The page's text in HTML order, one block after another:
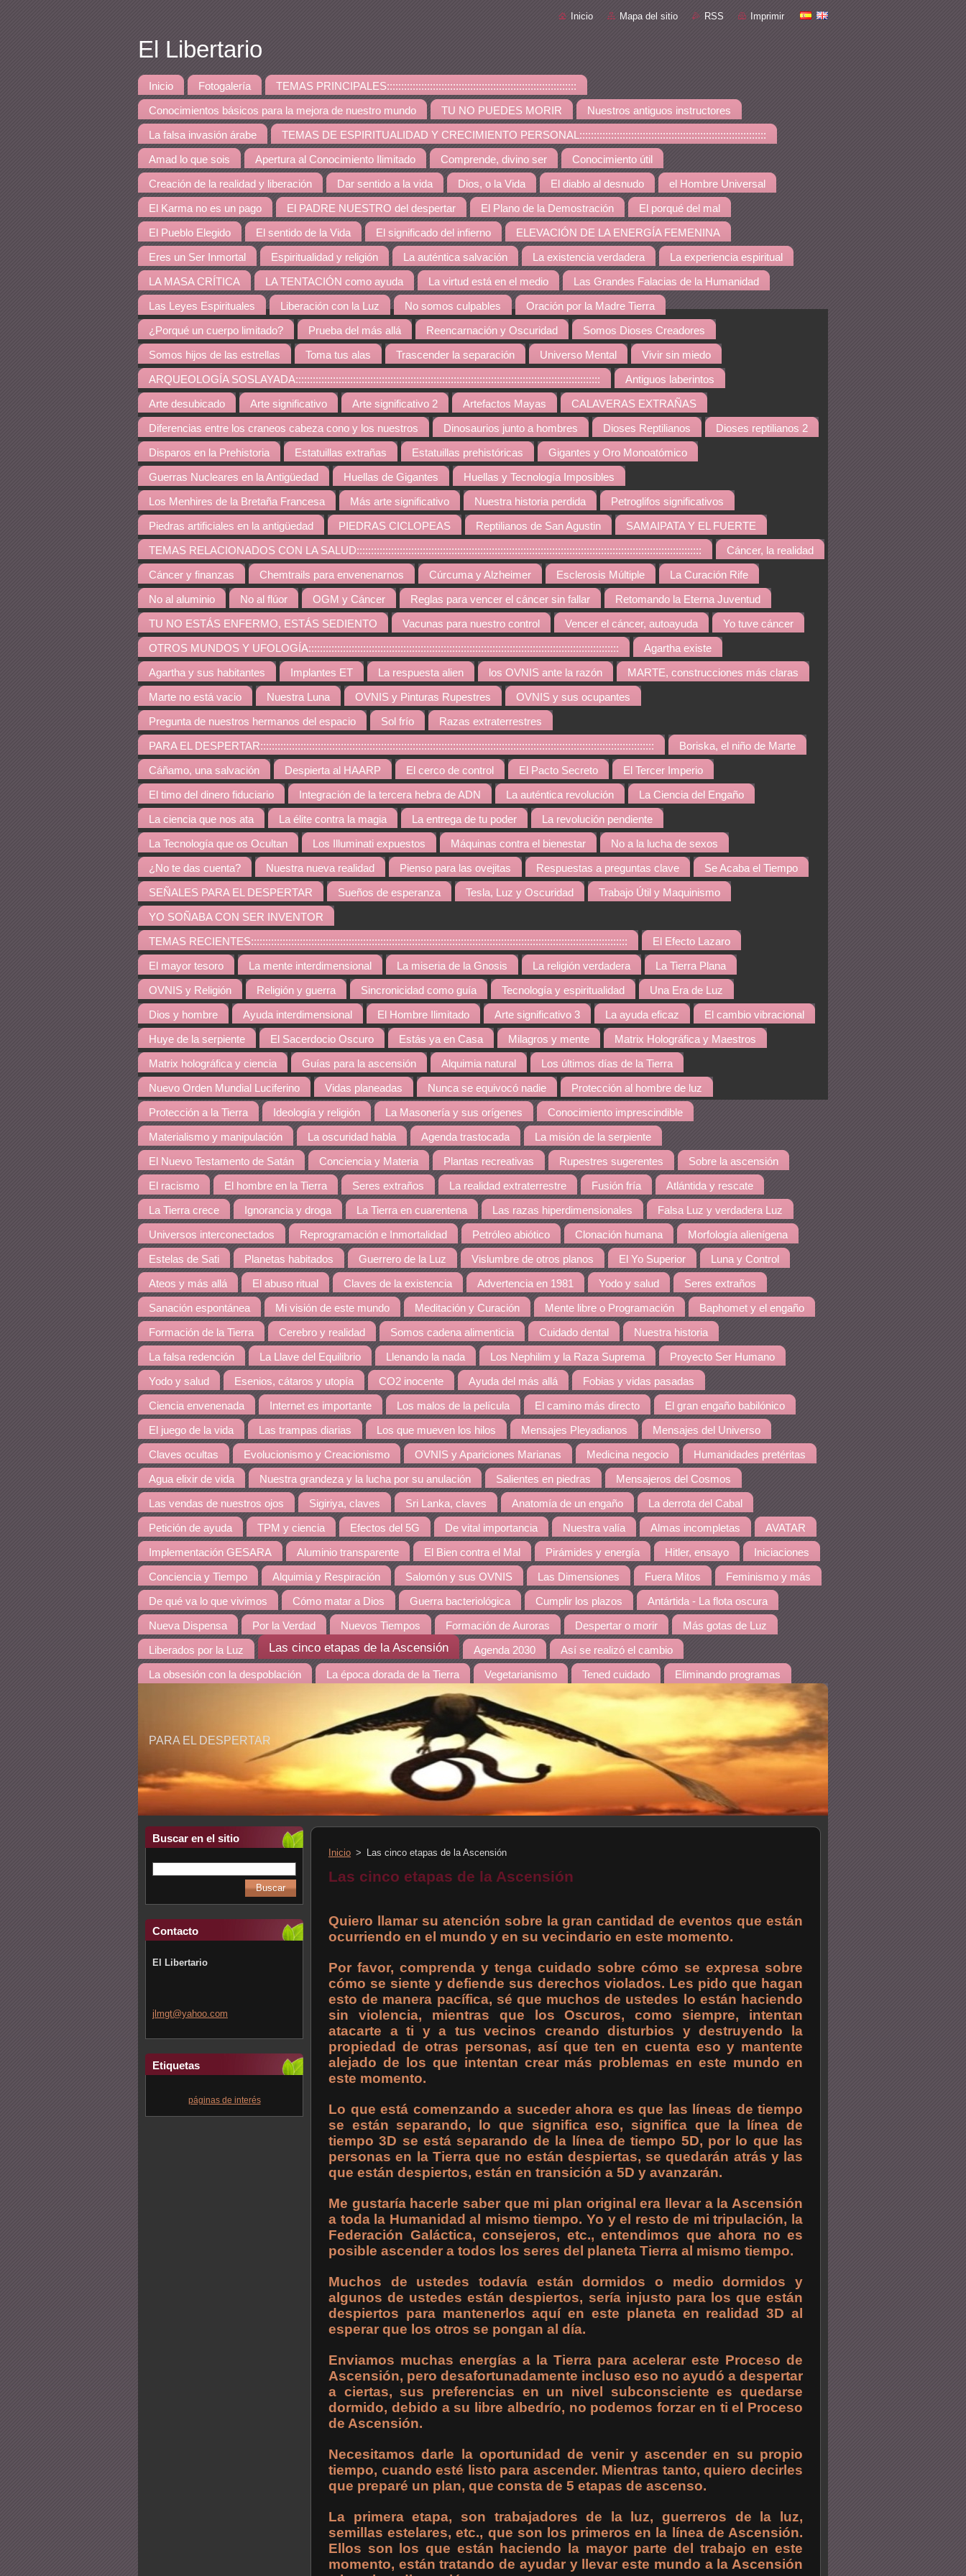
Inicio Mapa del sitio RSS Imprimir
El Libertario
Inicio Fotogalería TEMAS PRINCIPALES::::::::::::::::::::::::::::::::::::::::::::::::::::::::::::::::::
Conocimientos básicos para la mejora de nuestro mundo TU NO PUEDES MORIR Nuestros antiguos instructores
La falsa invasión árabe TEMAS DE ESPIRITUALIDAD Y CRECIMIENTO PERSONAL:::::::::::::::::::::::::::::::::::::::::::::::::::::::::::::::::
Amad lo que sois Apertura al Conocimiento Ilimitado Comprende, divino ser Conocimiento útil
Creación de la realidad y liberación Dar sentido a la vida Dios, o la Vida El diablo al desnudo el Hombre Universal
El Karma no es un pago El PADRE NUESTRO del despertar El Plano de la Demostración El porqué del mal
El Pueblo Elegido El sentido de la Vida El significado del infierno ELEVACIÓN DE LA ENERGÍA FEMENINA
Eres un Ser Inmortal Espiritualidad y religión La auténtica salvación La existencia verdadera La experiencia espiritual
LA MASA CRÍTICA LA TENTACIÓN como ayuda La virtud está en el medio Las Grandes Falacias de la Humanidad
Las Leyes Espirituales Liberación con la Luz No somos culpables Oración por la Madre Tierra
¿Porqué un cuerpo limitado? Prueba del más allá Reencarnación y Oscuridad Somos Dioses Creadores
Somos hijos de las estrellas Toma tus alas Trascender la separación Universo Mental Vivir sin miedo
ARQUEOLOGÍA SOSLAYADA:::::::::::::::::::::::::::::::::::::::::::::::::::::::::::::::::::::::::::::::::::::::::::::::::::::::::: Antiguos laberintos
Arte desubicado Arte significativo Arte significativo 2 Artefactos Mayas CALAVERAS EXTRAÑAS
Diferencias entre los craneos cabeza cono y los nuestros Dinosaurios junto a hombres Dioses Reptilianos Dioses reptilianos 2
Disparos en la Prehistoria Estatuillas extrañas Estatuillas prehistóricas Gigantes y Oro Monoatómico
Guerras Nucleares en la Antigüedad Huellas de Gigantes Huellas y Tecnología Imposibles
Los Menhires de la Bretaña Francesa Más arte significativo Nuestra historia perdida Petroglifos significativos
Piedras artificiales en la antigüedad PIEDRAS CICLOPEAS Reptilianos de San Agustin SAMAIPATA Y EL FUERTE
TEMAS RELACIONADOS CON LA SALUD:::::::::::::::::::::::::::::::::::::::::::::::::::::::::::::::::::::::::::::::::::::::::::::::::::::::::::::::::::::::: Cáncer, la realidad
Cáncer y finanzas Chemtrails para envenenarnos Cúrcuma y Alzheimer Esclerosis Múltiple La Curación Rife
No al aluminio No al flúor OGM y Cáncer Reglas para vencer el cáncer sin fallar Retomando la Eterna Juventud
TU NO ESTÁS ENFERMO, ESTÁS SEDIENTO Vacunas para nuestro control Vencer el cáncer, autoayuda Yo tuve cáncer
OTROS MUNDOS Y UFOLOGÍA:::::::::::::::::::::::::::::::::::::::::::::::::::::::::::::::::::::::::::::::::::::::::::::::::::::::::::: Agartha existe
Agartha y sus habitantes Implantes ET La respuesta alien los OVNIS ante la razón MARTE, construcciones más claras
Marte no está vacio Nuestra Luna OVNIS y Pinturas Rupestres OVNIS y sus ocupantes
Pregunta de nuestros hermanos del espacio Sol frío Razas extraterrestres
PARA EL DESPERTAR::::::::::::::::::::::::::::::::::::::::::::::::::::::::::::::::::::::::::::::::::::::::::::::::::::::::::::::::::::::::::::::::::::::::: Boriska, el niño de Marte
Cáñamo, una salvación Despierta al HAARP El cerco de control El Pacto Secreto El Tercer Imperio
El timo del dinero fiduciario Integración de la tercera hebra de ADN La auténtica revolución La Ciencia del Engaño
La ciencia que nos ata La élite contra la magia La entrega de tu poder La revolución pendiente
La Tecnología que os Ocultan Los Illuminati expuestos Máquinas contra el bienestar No a la lucha de sexos
¿No te das cuenta? Nuestra nueva realidad Pienso para las ovejitas Respuestas a preguntas clave Se Acaba el Tiempo
SEÑALES PARA EL DESPERTAR Sueños de esperanza Tesla, Luz y Oscuridad Trabajo Útil y Maquinismo
YO SOÑABA CON SER INVENTOR
TEMAS RECIENTES::::::::::::::::::::::::::::::::::::::::::::::::::::::::::::::::::::::::::::::::::::::::::::::::::::::::::::::::::::::::::::::::::: El Efecto Lazaro
El mayor tesoro La mente interdimensional La miseria de la Gnosis La religión verdadera La Tierra Plana
OVNIS y Religión Religión y guerra Sincronicidad como guía Tecnología y espiritualidad Una Era de Luz
Dios y hombre Ayuda interdimensional El Hombre Ilimitado Arte significativo 3 La ayuda eficaz El cambio vibracional
Huye de la serpiente El Sacerdocio Oscuro Estás ya en Casa Milagros y mente Matrix Holográfica y Maestros
Matrix holográfica y ciencia Guías para la ascensión Alquimia natural Los últimos días de la Tierra
Nuevo Orden Mundial Luciferino Vidas planeadas Nunca se equivocó nadie Protección al hombre de luz
Protección a la Tierra Ideología y religión La Masonería y sus orígenes Conocimiento imprescindible
Materialismo y manipulación La oscuridad habla Agenda trastocada La misión de la serpiente
El Nuevo Testamento de Satán Conciencia y Materia Plantas recreativas Rupestres sugerentes Sobre la ascensión
El racismo El hombre en la Tierra Seres extraños La realidad extraterrestre Fusión fría Atlántida y rescate
La Tierra crece Ignorancia y droga La Tierra en cuarentena Las razas hiperdimensionales Falsa Luz y verdadera Luz
Universos interconectados Reprogramación e Inmortalidad Petróleo abiótico Clonación humana Morfología alienígena
Estelas de Sati Planetas habitados Guerrero de la Luz Vislumbre de otros planos El Yo Superior Luna y Control
Ateos y más allá El abuso ritual Claves de la existencia Advertencia en 1981 Yodo y salud Seres extraños
Sanación espontánea Mi visión de este mundo Meditación y Curación Mente libre o Programación Baphomet y el engaño
Formación de la Tierra Cerebro y realidad Somos cadena alimenticia Cuidado dental Nuestra historia
La falsa redención La Llave del Equilibrio Llenando la nada Los Nephilim y la Raza Suprema Proyecto Ser Humano
Yodo y salud Esenios, cátaros y utopía CO2 inocente Ayuda del más allá Fobias y vidas pasadas
Ciencia envenenada Internet es importante Los malos de la película El camino más directo El gran engaño babilónico
El juego de la vida Las trampas diarias Los que mueven los hilos Mensajes Pleyadianos Mensajes del Universo
Claves ocultas Evolucionismo y Creacionismo OVNIS y Apariciones Marianas Medicina negocio Humanidades pretéritas
Agua elixir de vida Nuestra grandeza y la lucha por su anulación Salientes en piedras Mensajeros del Cosmos
Las vendas de nuestros ojos Sigiriya, claves Sri Lanka, claves Anatomía de un engaño La derrota del Cabal
Petición de ayuda TPM y ciencia Efectos del 5G De vital importancia Nuestra valía Almas incompletas AVATAR
Implementación GESARA Aluminio transparente El Bien contra el Mal Pirámides y energía Hitler, ensayo Iniciaciones
Conciencia y Tiempo Alquimia y Respiración Salomón y sus OVNIS Las Dimensiones Fuera Mitos Feminismo y más
De qué va lo que vivimos Cómo matar a Dios Guerra bacteriológica Cumplir los plazos Antártida - La flota oscura
Nueva Dispensa Por la Verdad Nuevos Tiempos Formación de Auroras Despertar o morir Más gotas de Luz
Liberados por la Luz Las cinco etapas de la Ascensión Agenda 2030 Así se realizó el cambio
La obsesión con la despoblación La época dorada de la Tierra Vegetarianismo Tened cuidado Eliminando programas
PARA EL DESPERTAR
Buscar en el sitio
Contacto
El Libertario
jlmgt@yahoo.com
Etiquetas
páginas de interés
Inicio > Las cinco etapas de la Ascensión
Las cinco etapas de la Ascensión
Quiero llamar su atención sobre la gran cantidad de eventos que están
ocurriendo en el mundo y en su vecindario en este momento.
Por favor, comprenda y tenga cuidado sobre cómo se expresa sobre
cómo se siente y defiende sus derechos violados. Les pido que hagan
esto de manera pacífica, sé que muchos de ustedes lo están haciendo
sin violencia, mientras que los Oscuros, como siempre, intentan
atacarte a ti y a tus vecinos creando disturbios y destruyendo la
propiedad de otras personas, así que ten en cuenta eso y mantente
alejado de los que intentan crear más problemas en este mundo en
este momento.
Lo que está comenzando a suceder ahora es que las líneas de tiempo
se están separando, lo que significa eso, significa que la línea de
tiempo 3D se está separando de la línea de tiempo 5D, por lo que las
personas en la Tierra que no están despiertas, se quedarán atrás y las
que están despiertos, están en transición a 5D y avanzarán.
Me gustaría hacerle saber que mi plan original era llevar a la Ascensión
a toda la Humanidad al mismo tiempo. Yo y el resto de mi tripulación, la
Federación Galáctica, consejeros, etc., entendimos que ahora no es
posible ascender a todos los seres del planeta Tierra al mismo tiempo.
Muchos de ustedes todavía están dormidos o medio dormidos y
algunos de ustedes están despiertos, sería injusto para los que están
despiertos para mantenerlos aquí en este planeta en realidad 3D al
esperar que los otros se pongan al día.
Enviamos muchas energías a la Tierra para acelerar este Proceso de
Ascensión, pero desafortunadamente incluso eso no ayudó a despertar
a ciertas, sus preferencias en un nivel subconsciente es quedarse
dormido, debido a su libre albedrío, no podemos forzar en ti el Proceso
de Ascensión.
Necesitamos darle la oportunidad de venir y ascender en su propio
tiempo, cuando esté listo para ascender. Mientras tanto, quiero decirles
que preparé un plan, que consta de 5 etapas de ascenso.
La primera etapa, son trabajadores de la luz, guerreros de la luz,
semillas estelares, etc., que son los primeros en la línea de Ascensión.
Ellos son los que están haciendo la mayor parte del trabajo en este
momento, están tratando de ayudar y llevar este mundo a la Ascensión